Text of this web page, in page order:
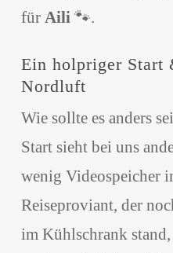
für Aili🐾.
Ein holpriger Start
Nordluft
Wie sollte es anders
Start sieht bei uns
wenig Videospeicher
Reiseproviant, der
im Kühlschrank